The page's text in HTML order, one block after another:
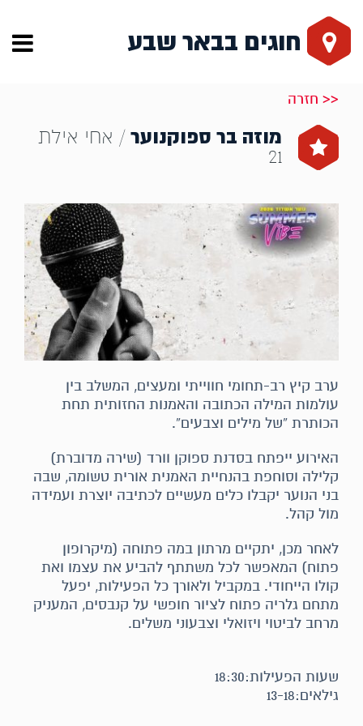
חוגים בבאר שבע
<< חזרה
מוזה בר ספוקנוער / אחי אילת
21
ערב קיץ רב-תחומי חווייתי ומעצים, המשלב בין
עולמות המילה הכתובה והאמנות החזותית תחת
הכותרת “של מילים וצבעים”.
האירוע ייפתח בסדנת ספוקן וורד (שירה מדוברת)
קלילה וסוחפת בהנחיית האמנית אורית טשומה, שבה
בני הנוער יקבלו כלים מעשיים לכתיבה יוצרת ועמידה
מול קהל.
לאחר מכן, יתקיים מרתון במה פתוחה (מיקרופון
פתוח) המאפשר לכל משתתף להביע את עצמו ואת
קולו הייחודי. במקביל ולאורך כל הפעילות, יפעל
מתחם גלריה פתוח לציור חופשי על קנבסים, המעניק
מרחב לביטוי ויזואלי וצבעוני משלים.
שעות הפעילות:18:30
גילאים:13-18